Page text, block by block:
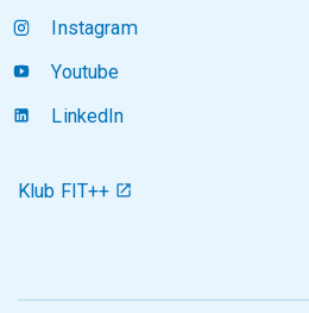
Instagram
Youtube
LinkedIn
Klub FIT++